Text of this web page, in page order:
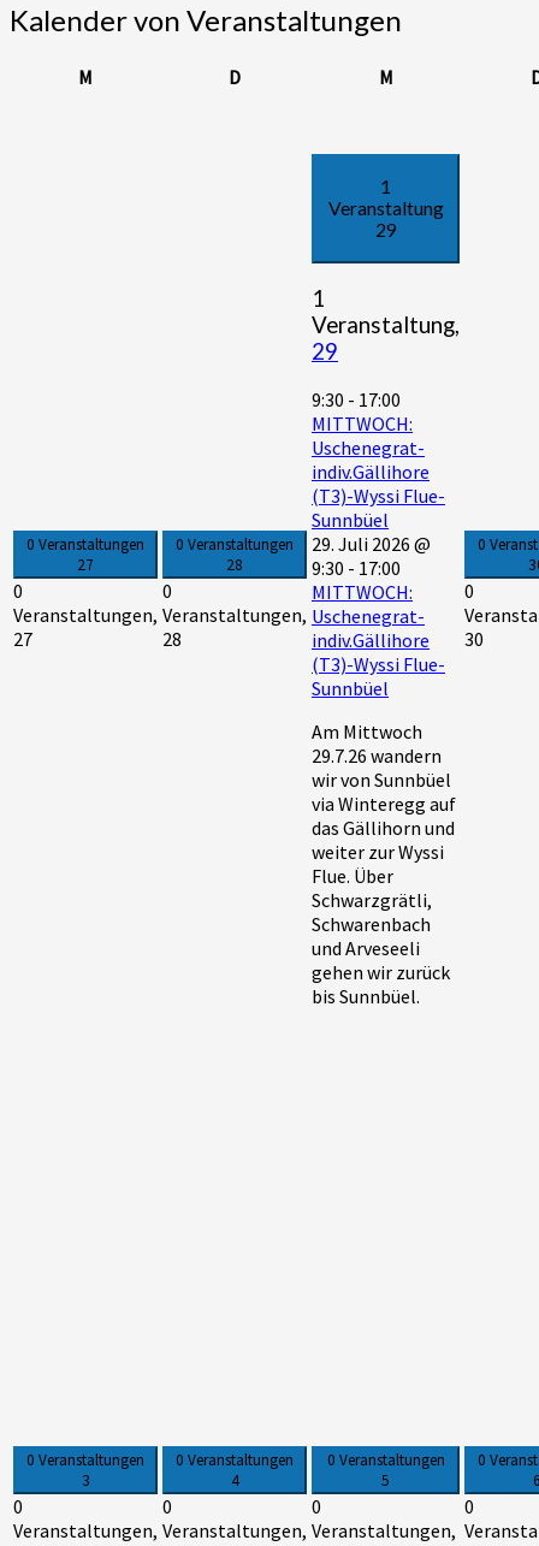
Kalender von Veranstaltungen
M DDienstag MMittwoch
0 Veranstaltungen
27
0
Veranstaltungen,
27
0 Veranstaltungen
28
0
Veranstaltungen,
28
1
Veranstaltung
29
1
Veranstaltung,
29
9:30 - 17:00
MITTWOCH:
Uschenegrat-
indiv.Gällihore
(T3)-Wyssi Flue-
Sunnbüel
29. Juli 2026 @
9:30 - 17:00
MITTWOCH:
Uschenegrat-
indiv.Gällihore
(T3)-Wyssi Flue-
Sunnbüel
Am Mittwoch
29.7.26 wandern
wir von Sunnbüel
via Winteregg auf
das Gällihorn und
weiter zur Wyssi
Flue. Über
Schwarzgrätli,
Schwarenbach
und Arveseeli
gehen wir zurück
bis Sunnbüel.
0
0
30
0 Veranstaltungen
3
0
Veranstaltungen,
0 Veranstaltungen
4
0
Veranstaltungen,
0 Veranstaltungen
5
0
Veranstaltungen,
0
0